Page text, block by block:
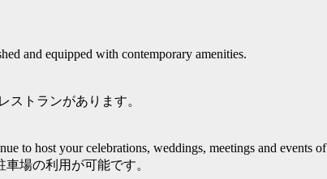
and equipped with contemporary amenities.
ストランがあります。
to host your celebrations, weddings, meetings and events of
場の利用が可能です。